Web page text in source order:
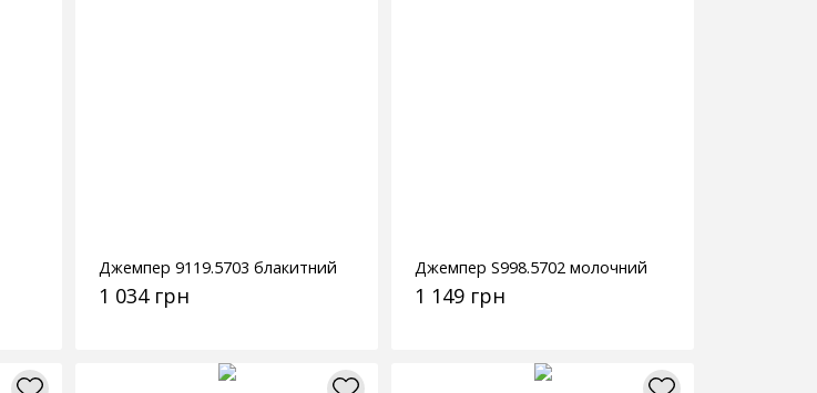
Джемпер 9119.5703 блакитний
1 034 грн
Джемпер S998.5702 молочний
1 149 грн